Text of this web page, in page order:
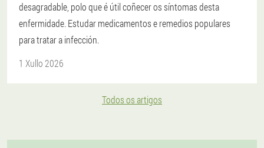
desagradable, polo que é útil coñecer os síntomas desta
enfermidade. Estudar medicamentos e remedios populares
para tratar a infección.
1 Xullo 2026
Todos os artigos